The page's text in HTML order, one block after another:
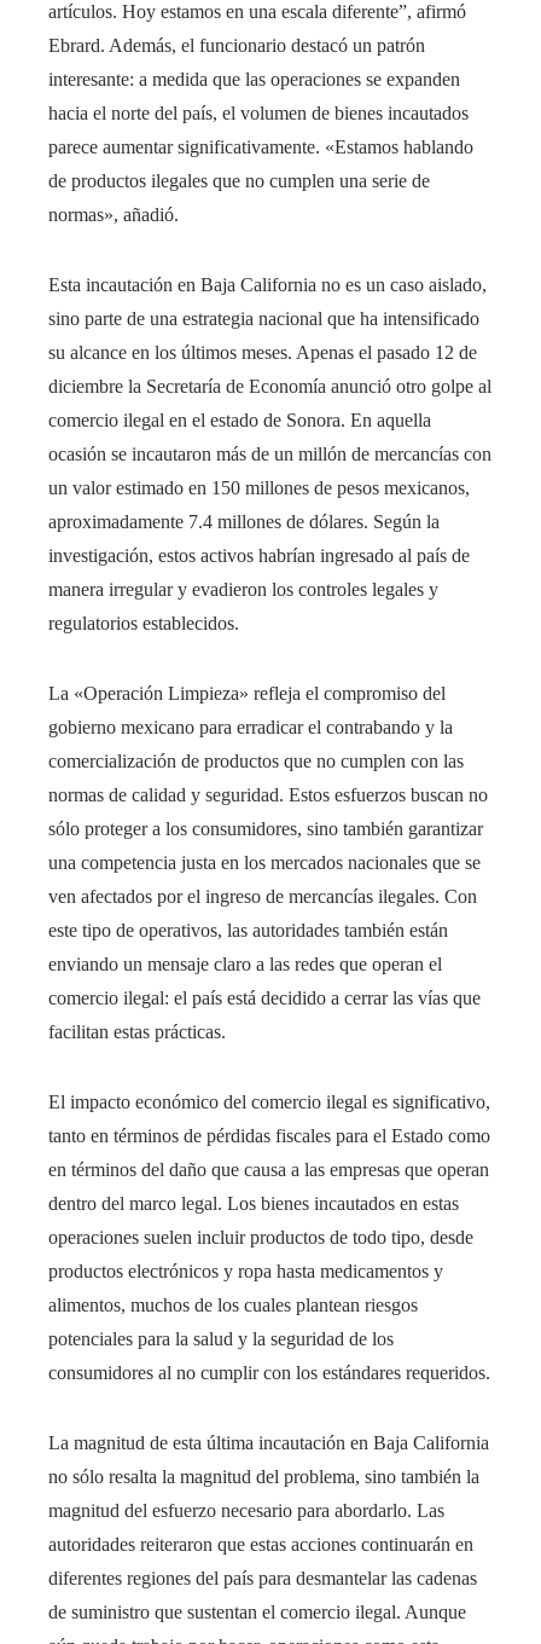
artículos. Hoy estamos en una escala diferente”, afirmó
Ebrard. Además, el funcionario destacó un patrón
interesante: a medida que las operaciones se expanden
hacia el norte del país, el volumen de bienes incautados
parece aumentar significativamente. «Estamos hablando
de productos ilegales que no cumplen una serie de
normas», añadió.
Esta incautación en Baja California no es un caso aislado,
sino parte de una estrategia nacional que ha intensificado
su alcance en los últimos meses. Apenas el pasado 12 de
diciembre la Secretaría de Economía anunció otro golpe al
comercio ilegal en el estado de Sonora. En aquella
ocasión se incautaron más de un millón de mercancías con
un valor estimado en 150 millones de pesos mexicanos,
aproximadamente 7.4 millones de dólares. Según la
investigación, estos activos habrían ingresado al país de
manera irregular y evadieron los controles legales y
regulatorios establecidos.
La «Operación Limpieza» refleja el compromiso del
gobierno mexicano para erradicar el contrabando y la
comercialización de productos que no cumplen con las
normas de calidad y seguridad. Estos esfuerzos buscan no
sólo proteger a los consumidores, sino también garantizar
una competencia justa en los mercados nacionales que se
ven afectados por el ingreso de mercancías ilegales. Con
este tipo de operativos, las autoridades también están
enviando un mensaje claro a las redes que operan el
comercio ilegal: el país está decidido a cerrar las vías que
facilitan estas prácticas.
El impacto económico del comercio ilegal es significativo,
tanto en términos de pérdidas fiscales para el Estado como
en términos del daño que causa a las empresas que operan
dentro del marco legal. Los bienes incautados en estas
operaciones suelen incluir productos de todo tipo, desde
productos electrónicos y ropa hasta medicamentos y
alimentos, muchos de los cuales plantean riesgos
potenciales para la salud y la seguridad de los
consumidores al no cumplir con los estándares requeridos.
La magnitud de esta última incautación en Baja California
no sólo resalta la magnitud del problema, sino también la
magnitud del esfuerzo necesario para abordarlo. Las
autoridades reiteraron que estas acciones continuarán en
diferentes regiones del país para desmantelar las cadenas
de suministro que sustentan el comercio ilegal. Aunque